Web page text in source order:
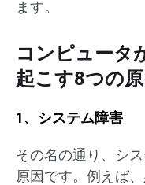
ます。
コンピュータ
起こす8つの原
1、システム障害
その名の通り、シ
原因です。例えば